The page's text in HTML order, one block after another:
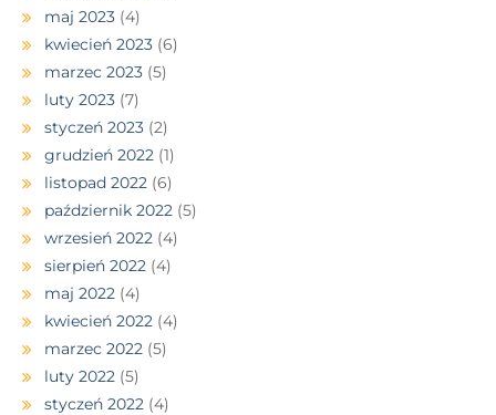
maj 2023 (4)
kwiecień 2023 (6)
marzec 2023 (5)
luty 2023 (7)
styczeń 2023 (2)
grudzień 2022 (1)
listopad 2022 (6)
październik 2022 (5)
wrzesień 2022 (4)
sierpień 2022 (4)
maj 2022 (4)
kwiecień 2022 (4)
marzec 2022 (5)
luty 2022 (5)
styczeń 2022 (4)